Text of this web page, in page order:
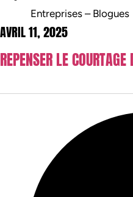
Entreprises – Blogues
AVRIL 11, 2025
REPENSER LE